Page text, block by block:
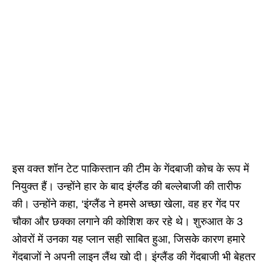
इस वक्त शॉन टेट पाकिस्तान की टीम के गेंदबाजी कोच के रूप में
नियुक्त हैं। उन्होंने हार के बाद इंग्लैंड की बल्लेबाजी की तारीफ
की। उन्होंने कहा, ‘इंग्लैंड ने हमसे अच्छा खेला, वह हर गेंद पर
चौका और छक्का लगाने की कोशिश कर रहे थे‌। शुरुआत के 3
ओवरों में उनका यह प्लान सही साबित हुआ, जिसके कारण हमारे
गेंदबाजों ने अपनी लाइन लैंथ खो दी। इंग्लैंड की गेंदबाजी भी बेहतर